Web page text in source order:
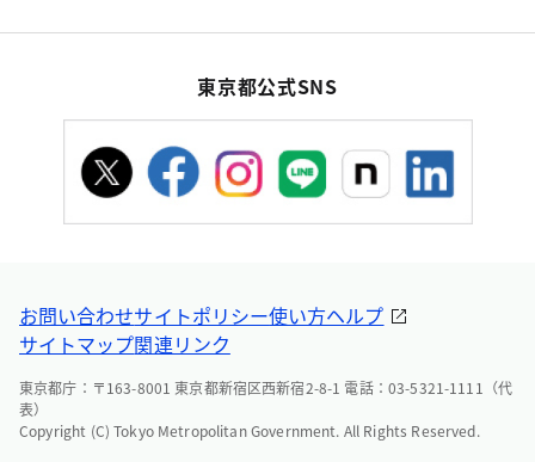
東京都公式SNS
お問い合わせサイトポリシー使い方ヘルプ
サイトマップ関連リンク
東京都庁：〒163-8001 東京都新宿区西新宿2-8-1 電話：03-5321-1111（代
表）
Copyright (C) Tokyo Metropolitan Government. All Rights Reserved.